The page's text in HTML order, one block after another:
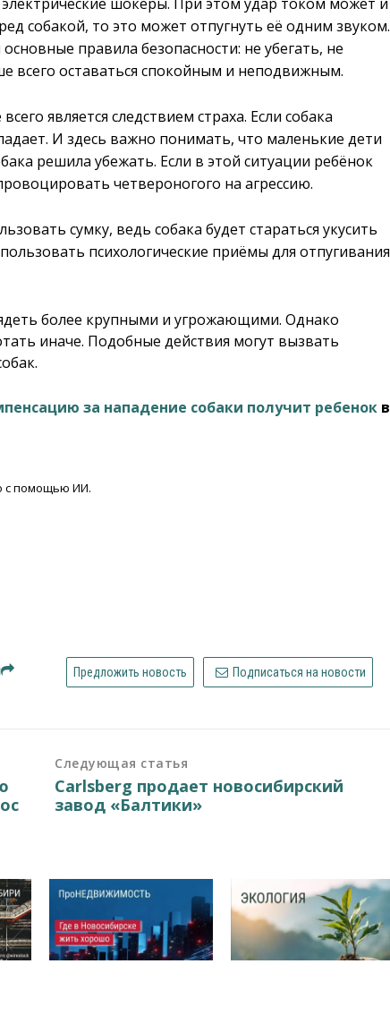
собакой, то это может отпугнуть её одним звуком.
правила безопасности: не убегать, не
всего оставаться спокойным и неподвижным.
является следствием страха. Если собака
И здесь важно понимать, что маленькие дети
решила убежать. Если в этой ситуации ребёнок
четвероногого на агрессию.
сумку, ведь собака будет стараться укусить
психологические приёмы для отпугивания
более крупными и угрожающими. Однако
иначе. Подобные действия могут вызвать
за нападение собаки получит ребенок в
с помощью ИИ.
Предложить новость Подписаться на новости
Следующая статья
Carlsberg продает новосибирский
завод «Балтики»